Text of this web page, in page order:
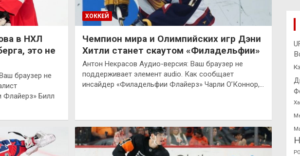
в НХЛ
это не
браузер не
Флайерз» Билл
ХОККЕЙ
Чемпион мира и Олимпийских игр Дэни
Хитли станет скаутом «Филадельфии»
Антон Некрасов Аудио-версия: Ваш браузер не
поддерживает элемент audio. Как сообщает
инсайдер «Филадельфии Флайерз» Чарли О’Коннор,…